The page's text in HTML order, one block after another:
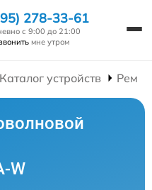
278-33-61
с 9:00 до 21:00
мне утром
Каталог устройств
W